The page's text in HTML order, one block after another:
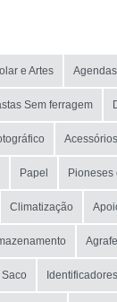
e Artes Agendas
Sem ferragem
Papel Pioneses
Climatização
Saco